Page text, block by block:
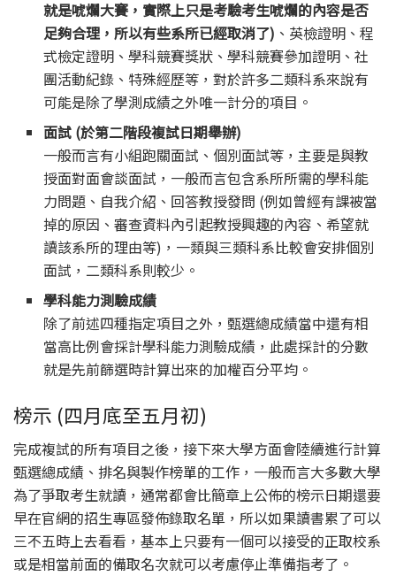
就是唬爛大賽，實際上只是考驗考生唬爛的內容是否
足夠合理，所以有些系所已經取消了) 、英檢證明、程
式檢定證明、學科競賽獎狀、學科競賽參加證明、社
團活動紀錄、特殊經歷等，對於許多二類科系來說有
可能是除了學測成績之外唯一計分的項目。
面試 (於第二階段複試日期舉辦)
一般而言有小組跑關面試、個別面試等，主要是與教
授面對面會談面試，一般而言包含系所所需的學科能
力問題、自我介紹、回答教授發問 (例如曾經有課被當
掉的原因、審查資料內引起教授興趣的內容、希望就
讀該系所的理由等)，一類與三類科系比較會安排個別
面試，二類科系則較少。
學科能力測驗成績
除了前述四種指定項目之外，甄選總成績當中還有相
當高比例會採計學科能力測驗成績，此處採計的分數
就是先前篩選時計算出來的加權百分平均。
榜示 (四月底至五月初)
完成複試的所有項目之後，接下來大學方面會陸續進行計算
甄選總成績、排名與製作榜單的工作，一般而言大多數大學
為了爭取考生就讀，通常都會比簡章上公佈的榜示日期還要
早在官網的招生專區發佈錄取名單，所以如果讀書累了可以
三不五時上去看看，基本上只要有一個可以接受的正取校系
或是相當前面的備取名次就可以考慮停止準備指考了。